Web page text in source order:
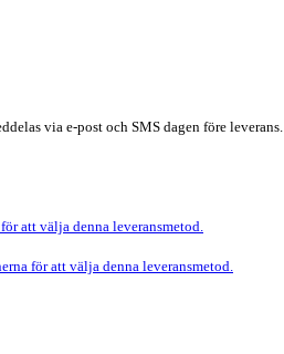
via e-post och SMS dagen före leverans.
att välja denna leveransmetod.
för att välja denna leveransmetod.